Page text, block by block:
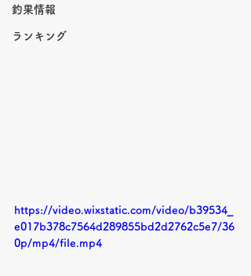
釣果情報
ランキング
https://video.wixstatic.com/video/b39534_
e017b378c7564d289855bd2d2762c5e7/36
0p/mp4/file.mp4